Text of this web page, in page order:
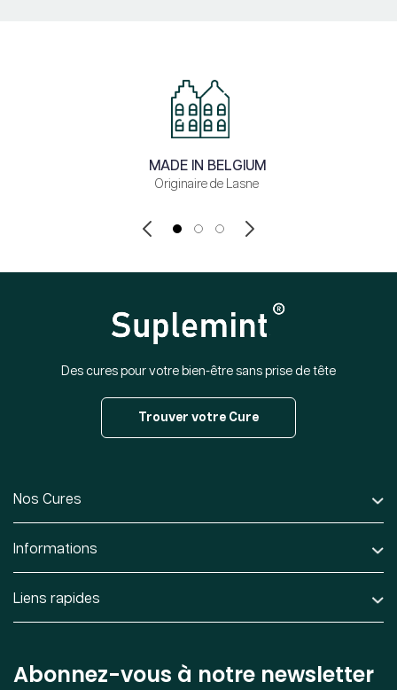
MADE IN BELGIUM
Originaire de Lasne
Des cures pour votre bien-être sans prise de tête
Trouver votre Cure
Nos Cures
Informations
Liens rapides
Abonnez-vous à notre newsletter